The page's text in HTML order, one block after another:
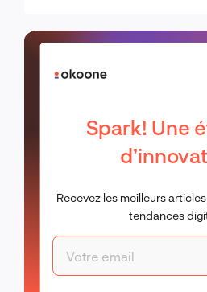
Spark! Une
Recevez les meilleurs
tendances